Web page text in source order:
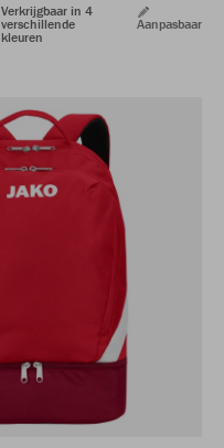
Verkrijgbaar in 4
verschillende
kleuren
Aanpasbaar